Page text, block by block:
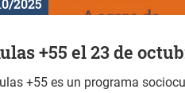
2025
+55 el 23 de
+55 es un programa